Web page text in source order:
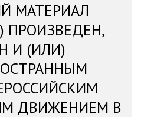
МАТЕРИАЛ
ПРОИЗВЕДЕН,
И (ИЛИ)
ДВИЖЕНИЕМ В